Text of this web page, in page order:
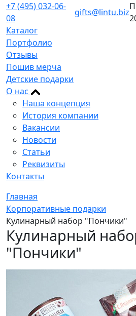
+7 (495) 032-06-
08
gifts@lintu.biz
Каталог
Портфолио
Отзывы
Пошив мерча
Детские подарки
О нас
Наша концепция
История компании
Вакансии
Новости
Статьи
Реквизиты
Контакты
Главная
Корпоративные подарки
Кулинарный набор "Пончики"
Кулинарный
"Пончики"